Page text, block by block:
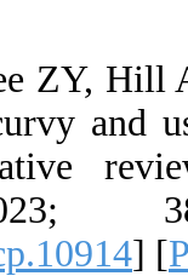
12.
C. History
illness: A
[